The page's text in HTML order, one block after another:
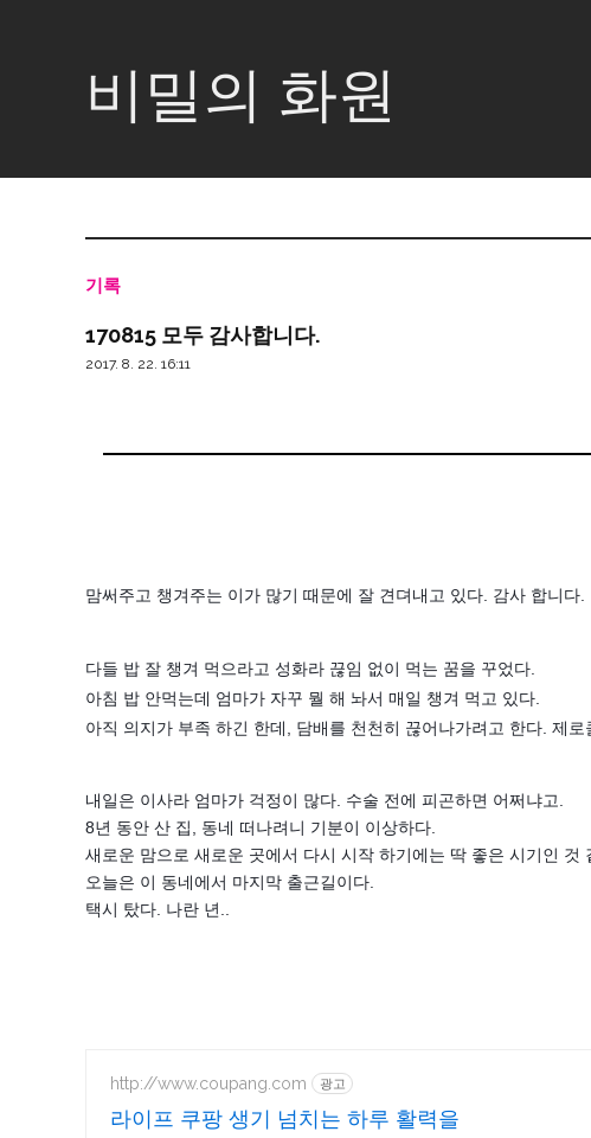
비밀의 화원
기록
170815 모두 감사합니다.
2017. 8. 22. 16:11
맘써주고 챙겨주는 이가 많기 때문에 잘 견뎌내고 있다. 감사 합니다.
다들 밥 잘 챙겨 먹으라고 성화라 끊임 없이 먹는 꿈을 꾸었다.
아침 밥 안먹는데 엄마가 자꾸 뭘 해 놔서 매일 챙겨 먹고 있다.
아직 의지가 부족 하긴 한데, 담배를 천천히 끊어나가려고 한다. 제로
내일은 이사라 엄마가 걱정이 많다. 수술 전에 피곤하면 어쩌냐고.
8년 동안 산 집, 동네 떠나려니 기분이 이상하다.
새로운 맘으로 새로운 곳에서 다시 시작 하기에는 딱 좋은 시기인 것
오늘은 이 동네에서 마지막 출근길이다.
택시 탔다. 나란 년..
http://www.coupang.com 광고
라이프 쿠팡 생기 넘치는 하루 활력을